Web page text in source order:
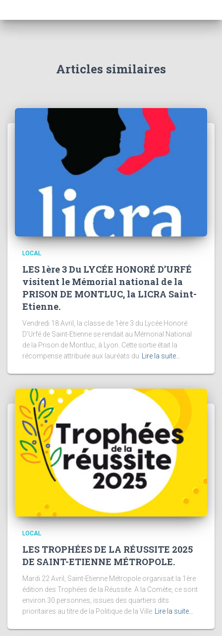
Articles similaires
LOCAL
LES 1ère 3 Du LYCÉE HONORÉ D’URFÉ
visitent le Mémorial national de la
PRISON DE MONTLUC, la LICRA Saint-
Etienne.
Vendredi 18 Avril, la classe de 1ère 3 du Lycée Honoré
D’Urfé de Saint-Etienne se rendait au Mémorial National
de la Prison de Montluc, à Lyon. Cette sortie était la
récompense attribuée aux lauréats du
Lire la suite…
LOCAL
LES TROPHÉES DE LA RÉUSSITE 2025
DE SAINT-ETIENNE MÉTROPOLE.
Mardi 22 Avril, Saint-Etienne Métropole organisait la 1ère
édition des Trophées de la Réussite. A la Comète, ce sont
environ 30 personnes, issues des quartiers dits
prioritaires au titre de la Politique de la Ville Lire la suite…